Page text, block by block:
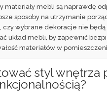
materiały mebli są naprawdę
sposoby na utrzymanie
czy wybrane dekoracje nie
układ mebli, by zapewnić
materiałów w
styl wnętrza